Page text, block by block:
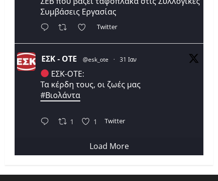
Συμβάσεις Εργασίας
Twitter
ΕΣΚ - ΟΤΕ @esk_ote · 31 Ιαν
ΕΣΚ-ΟΤΕ:
Τα κέρδη τους, οι ζωές μας
#Βιολάντα
1 1 Twitter
Load More